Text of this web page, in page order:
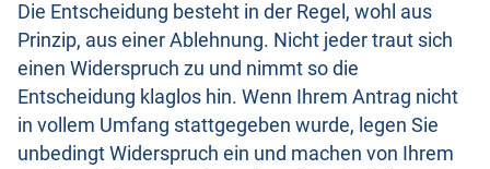
Die Entscheidung besteht in der Regel, wohl aus
Prinzip, aus einer Ablehnung. Nicht jeder traut sich
einen Widerspruch zu und nimmt so die
Entscheidung klaglos hin. Wenn Ihrem Antrag nicht
in vollem Umfang stattgegeben wurde, legen Sie
unbedingt Widerspruch ein und machen von Ihrem